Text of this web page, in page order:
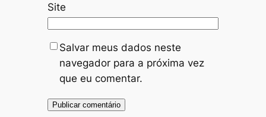
Site
Salvar meus dados neste
navegador para a próxima vez
que eu comentar.